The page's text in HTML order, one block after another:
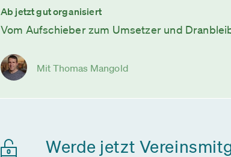
Ab jetzt gut organisiert
Vom Aufschieber zum Umsetzer und
Mit Thomas Mangold
Werde jetzt